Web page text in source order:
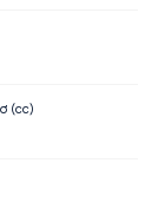
(cc)